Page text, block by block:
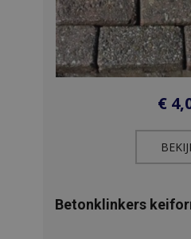
€
Betonklinkers